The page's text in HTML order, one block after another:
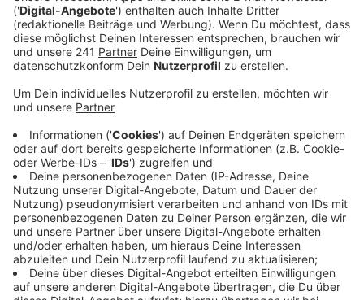
Veröffentlicht:Donnerstag, 23.01.2025 06:20
Anzeige
Was genau diese Einschläge verursacht hat, ist laut
Bundespolizei noch unklar. Die Ermittler gehen zum
jetzigen Zeitpunkt aber nicht davon aus, dass
Unbekannte auf die Scheibe geschossen haben. Das
Ganze ist am vergangenen Mittwochabend passiert,
zwischen den Bahnhöfen Manfort und Opladen. In
Opladen wurde die Fahrt unterbrochen, die Fahrgäste
fuhren später in einem anderen Zug weiter. Die
Bundespolizei ermittelt jetzt wegen des gefährlichen